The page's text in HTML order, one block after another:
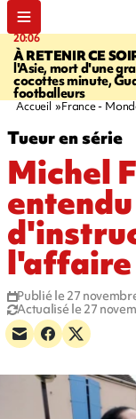
20:06
À RETENIR CE
l'Asie, mort d'une
cocottes minute,
footballeurs
Accueil France -
Tueur en série
Michel
l'affaire
Publié le 27
Actualisé le 27